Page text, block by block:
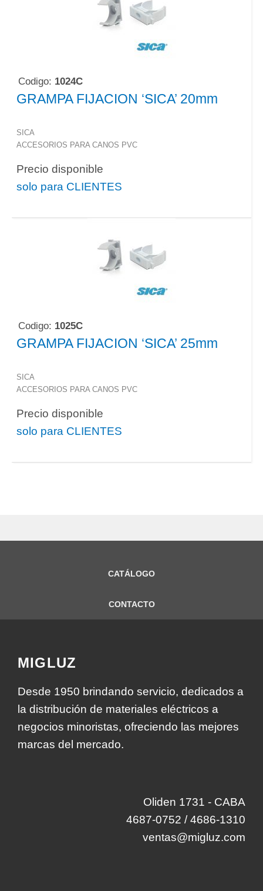
Codigo: 1024C
GRAMPA FIJACION ‘SICA’ 20mm
SICA
ACCESORIOS PARA CANOS PVC
Precio disponible
solo para CLIENTES
Codigo: 1025C
GRAMPA FIJACION ‘SICA’ 25mm
SICA
ACCESORIOS PARA CANOS PVC
Precio disponible
solo para CLIENTES
CATÁLOGO
CONTACTO
MIGLUZ
Desde 1950 brindando servicio, dedicados a
la distribución de materiales eléctricos a
negocios minoristas, ofreciendo las mejores
marcas del mercado.
Oliden 1731 - CABA
4687-0752 / 4686-1310
ventas@migluz.com